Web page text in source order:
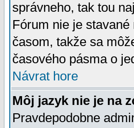
správneho, tak tou
Fórum nie je
časom, takže sa
časového pásma o
Návrat hore
Môj jazyk nie je na
Pravdepodobne